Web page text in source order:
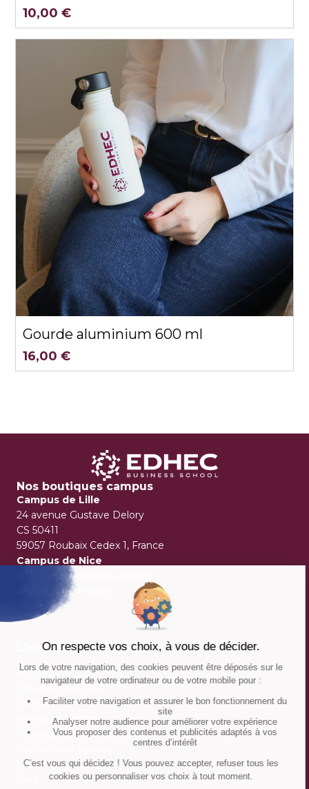
10,00 €
Aperçu rapide
Gourde aluminium 600 ml
16,00 €
Nos boutiques campus
Campus de Lille
24 avenue Gustave Delory
CS 50411
59057 Roubaix Cedex 1, France
Campus de Nice
393 Promenade des Anglais
06200 Nice, France
Liens utiles
À propos
Engagement RSE
Contact
Mentions légales
Politique de confidentialité
CGV